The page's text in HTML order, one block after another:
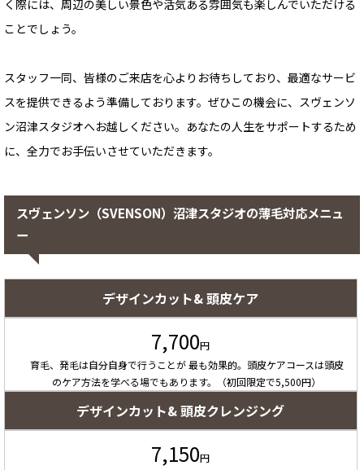
く際には、周辺の美しい景色や活気ある雰囲気も楽しんでいただける
ことでしょう。
スタッフ一同、皆様のご来店を心よりお待ちしており、最適なサービ
スを提供できるよう準備しております。ぜひこの機会に、スヴェンソ
ン沼津スタジオへお越しください。あなたの人生をサポートするため
に、全力でお手伝いさせていただきます。
スヴェンソン（SVENSON）沼津スタジオの薄毛対応メニュ
ー
デザインカット& 頭皮ケア
7,700円
育毛、発毛は自分自身で行うことが 最も効果的。頭皮ケアコースは頭皮
のケア方法を学べる場でもあります。（初回限定で5,500円）
デザインカット& 頭皮クレンジング
7,150円